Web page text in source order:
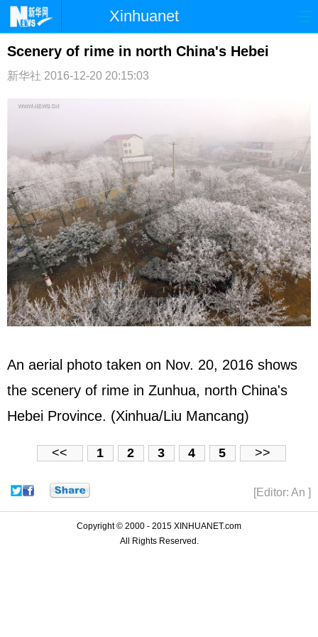
Xinhuanet
首页 时政 国际 港澳
台湾 财经
纪检
图片
博客 微博
Scenery of rime in north China's Hebei
新华社 2016-12-20 20:15:03
An aerial photo taken on Nov. 20, 2016 shows
the scenery of rime in Zunhua, north China's
Hebei Province. (Xinhua/Liu Mancang)
<< 1 2 3 4 5 >>
[Editor: An ]
Copyright © 2000 - 2015 XINHUANET.com
All Rights Reserved.